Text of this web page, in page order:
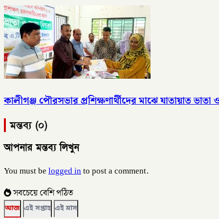
কালীগঞ্জ পৌরসভার প্রশিক্ষণার্থীদের মাঝে যাতায়াত
মন্তব্য (০)
আপনার মন্তব্য লিখুন
You must belogged into post a comment.
সবচেয়ে বেশি পঠিত
আজ এই সপ্তাহ এই মাস